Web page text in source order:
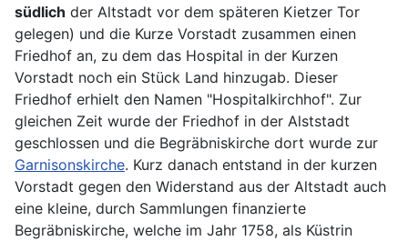
südlich der Altstadt vor dem späteren Kietzer Tor
gelegen) und die Kurze Vorstadt zusammen einen
Friedhof an, zu dem das Hospital in der Kurzen
Vorstadt noch ein Stück Land hinzugab. Dieser
Friedhof erhielt den Namen "Hospitalkirchhof". Zur
gleichen Zeit wurde der Friedhof in der Alststadt
geschlossen und die Begräbniskirche dort wurde zur
Garnisonskirche. Kurz danach entstand in der kurzen
Vorstadt gegen den Widerstand aus der Altstadt auch
eine kleine, durch Sammlungen finanzierte
Begräbniskirche, welche im Jahr 1758, als Küstrin